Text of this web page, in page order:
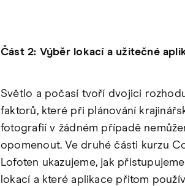
Část 2: Výběr lokací a užitečné
Světlo a počasí tvoří dvojici
faktorů, které při plánování
fotografií v žádném případě
opomenout. Ve druhé části kurzu
Lofoten ukazujeme, jak
lokací a které aplikace přitom